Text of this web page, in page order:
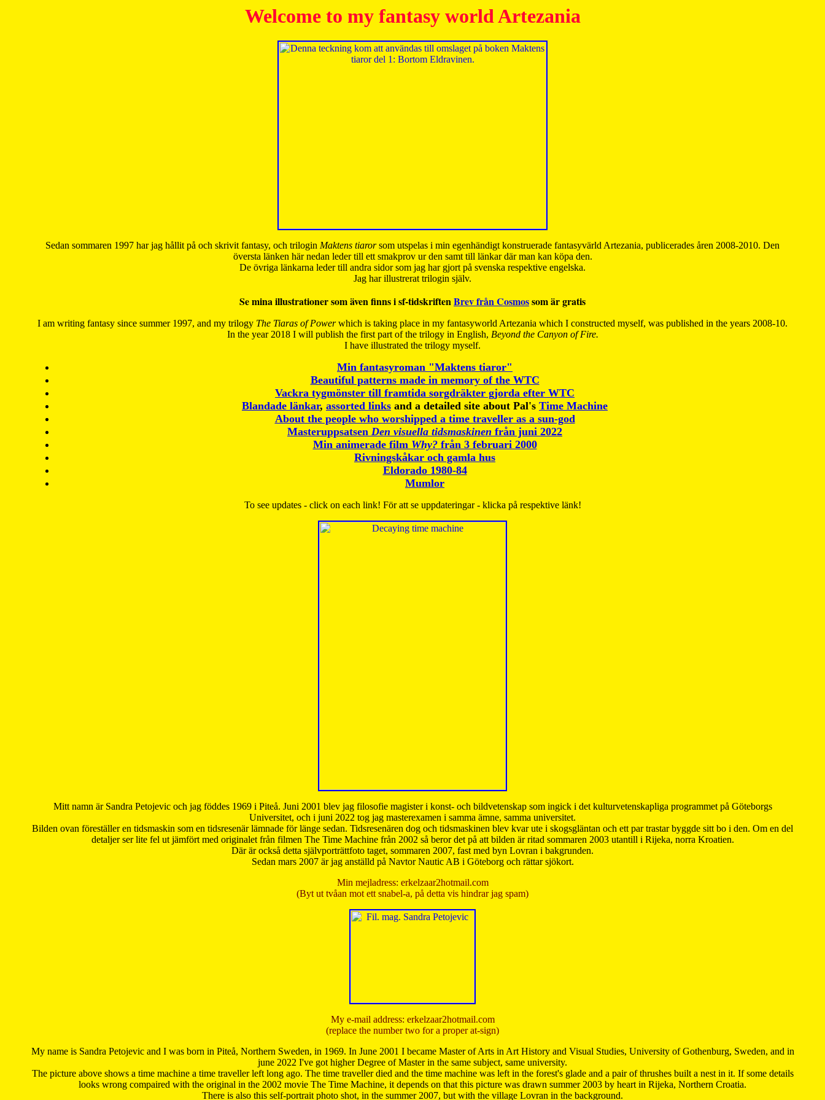
Welcome to my fantasy world Artezania
Sedan sommaren 1997 har jag hållit på och skrivit fantasy, och trilogin Maktens tiarorsom utspelas i min egenhändigt konstruerade fantasyvärld Artezania, publicerades åren 2008-2010. Den
översta länken här nedan leder till ett smakprov ur den samt till länkar där man kan köpa den.
De övriga länkarna leder till andra sidor som jag har gjort på svenska respektive engelska.
Jag har illustrerat trilogin själv.
Se mina illustrationer som även finns i sf-tidskriftenBrev från Cosmossom är gratis
I am writing fantasy since summer 1997, and my trilogy The Tiaras of Powerwhich is taking place in my fantasyworld Artezania which I constructed myself, was published in the years 2008-10.
In the year 2018 I will publish the first part of the trilogy in English, Beyond the Canyon of Fire.
I have illustrated the trilogy myself.
Min fantasyroman "Maktens tiaror"
Beautiful patterns made in memory of the WTC
Vackra tygmönster till framtida sorgdräkter gjorda efter WTC
Blandade länkar, assorted links and a detailed site about Pal's Time Machine
About the people who worshipped a time traveller as a sun-god
Masteruppsatsen Den visuella tidsmaskinen från juni 2022
Min animerade film Why?från 3 februari 2000
Rivningskåkar och gamla hus
Eldorado 1980-84
Mumlor
To see updates - click on each link! För att se uppdateringar - klicka på respektive länk!
Mitt namn är Sandra Petojevic och jag föddes 1969 i Piteå. Juni 2001 blev jag filosofie magister i konst- och bildvetenskap som ingick i det kulturvetenskapliga programmet på Göteborgs
Universitet, och i juni 2022 tog jag masterexamen i samma ämne, samma universitet.
Bilden ovan föreställer en tidsmaskin som en tidsresenär lämnade för länge sedan. Tidsresenären dog och tidsmaskinen blev kvar ute i skogsgläntan och ett par trastar byggde sitt bo i den. Om en del
detaljer ser lite fel ut jämfört med originalet från filmen The Time Machine från 2002 så beror det på att bilden är ritad sommaren 2003 utantill i Rijeka, norra Kroatien.
Där är också detta självporträttfoto taget, sommaren 2007, fast med byn Lovran i bakgrunden.
Sedan mars 2007 är jag anställd på Navtor Nautic AB i Göteborg och rättar sjökort.
Min mejladress: erkelzaar2hotmail.com
(Byt ut tvåan mot ett snabel-a, på detta vis hindrar jag spam)
My e-mail address: erkelzaar2hotmail.com
(replace the number two for a proper at-sign)
My name is Sandra Petojevic and I was born in Piteå, Northern Sweden, in 1969. In June 2001 I became Master of Arts in Art History and Visual Studies, University of Gothenburg, Sweden, and in
june 2022 I've got higher Degree of Master in the same subject, same university.
The picture above shows a time machine a time traveller left long ago. The time traveller died and the time machine was left in the forest's glade and a pair of thrushes built a nest in it. If some details
looks wrong compaired with the original in the 2002 movie The Time Machine, it depends on that this picture was drawn summer 2003 by heart in Rijeka, Northern Croatia.
There is also this self-portrait photo shot, in the summer 2007, but with the village Lovran in the background.